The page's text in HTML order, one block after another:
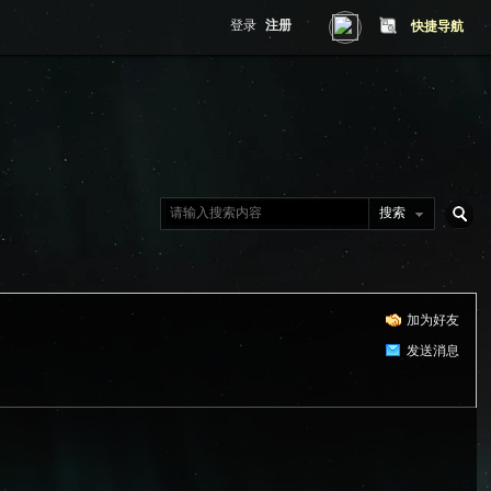
快捷导航
登录 注册
搜索
加为好友
发送消息